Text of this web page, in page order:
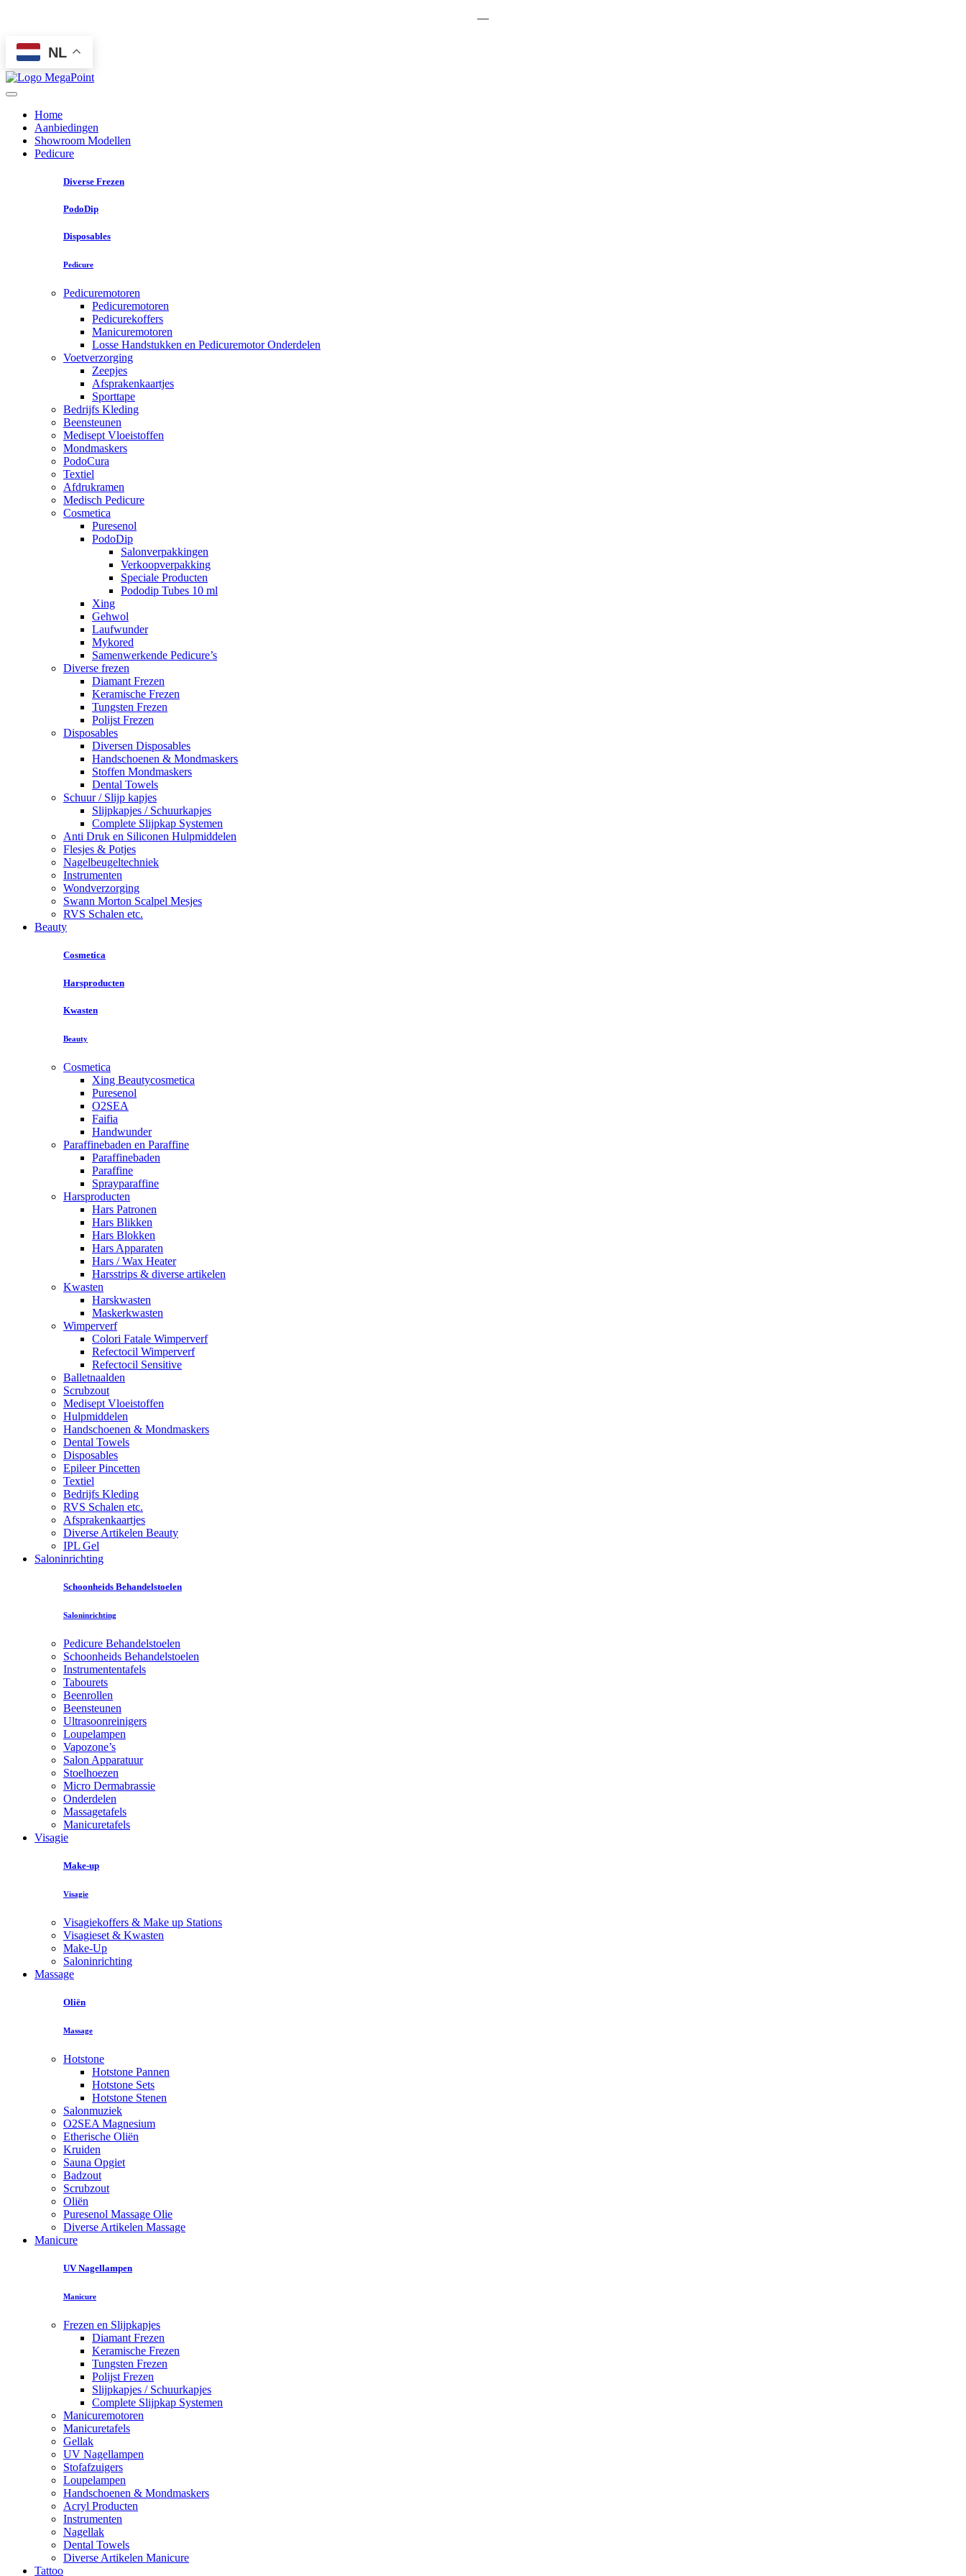
—
NL
Home
Aanbiedingen
Showroom Modellen
Pedicure
Diverse Frezen
PodoDip
Disposables
Pedicure
Pedicuremotoren
Pedicuremotoren
Pedicurekoffers
Manicuremotoren
Losse Handstukken en Pedicuremotor Onderdelen
Voetverzorging
Zeepjes
Afsprakenkaartjes
Sporttape
Bedrijfs Kleding
Beensteunen
Medisept Vloeistoffen
Mondmaskers
PodoCura
Textiel
Afdrukramen
Medisch Pedicure
Cosmetica
Puresenol
PodoDip
Salonverpakkingen
Verkoopverpakking
Speciale Producten
Pododip Tubes 10 ml
Xing
Gehwol
Laufwunder
Mykored
Samenwerkende Pedicure’s
Diverse frezen
Diamant Frezen
Keramische Frezen
Tungsten Frezen
Polijst Frezen
Disposables
Diversen Disposables
Handschoenen & Mondmaskers
Stoffen Mondmaskers
Dental Towels
Schuur / Slijp kapjes
Slijpkapjes / Schuurkapjes
Complete Slijpkap Systemen
Anti Druk en Siliconen Hulpmiddelen
Flesjes & Potjes
Nagelbeugeltechniek
Instrumenten
Wondverzorging
Swann Morton Scalpel Mesjes
RVS Schalen etc.
Beauty
Cosmetica
Harsproducten
Kwasten
Beauty
Cosmetica
Xing Beautycosmetica
Puresenol
O2SEA
Faifia
Handwunder
Paraffinebaden en Paraffine
Paraffinebaden
Paraffine
Sprayparaffine
Harsproducten
Hars Patronen
Hars Blikken
Hars Blokken
Hars Apparaten
Hars / Wax Heater
Harsstrips & diverse artikelen
Kwasten
Harskwasten
Maskerkwasten
Wimperverf
Colori Fatale Wimperverf
Refectocil Wimperverf
Refectocil Sensitive
Balletnaalden
Scrubzout
Medisept Vloeistoffen
Hulpmiddelen
Handschoenen & Mondmaskers
Dental Towels
Disposables
Epileer Pincetten
Textiel
Bedrijfs Kleding
RVS Schalen etc.
Afsprakenkaartjes
Diverse Artikelen Beauty
IPL Gel
Saloninrichting
Schoonheids Behandelstoelen
Saloninrichting
Pedicure Behandelstoelen
Schoonheids Behandelstoelen
Instrumententafels
Tabourets
Beenrollen
Beensteunen
Ultrasoonreinigers
Loupelampen
Vapozone’s
Salon Apparatuur
Stoelhoezen
Micro Dermabrassie
Onderdelen
Massagetafels
Manicuretafels
Visagie
Make-up
Visagie
Visagiekoffers & Make up Stations
Visagieset & Kwasten
Make-Up
Saloninrichting
Massage
Oliën
Massage
Hotstone
Hotstone Pannen
Hotstone Sets
Hotstone Stenen
Salonmuziek
O2SEA Magnesium
Etherische Oliën
Kruiden
Sauna Opgiet
Badzout
Scrubzout
Oliën
Puresenol Massage Olie
Diverse Artikelen Massage
Manicure
UV Nagellampen
Manicure
Frezen en Slijpkapjes
Diamant Frezen
Keramische Frezen
Tungsten Frezen
Polijst Frezen
Slijpkapjes / Schuurkapjes
Complete Slijpkap Systemen
Manicuremotoren
Manicuretafels
Gellak
UV Nagellampen
Stofafzuigers
Loupelampen
Handschoenen & Mondmaskers
Acryl Producten
Instrumenten
Nagellak
Dental Towels
Diverse Artikelen Manicure
Tattoo